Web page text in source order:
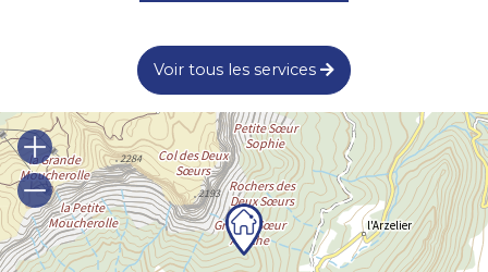
Voir tous les services